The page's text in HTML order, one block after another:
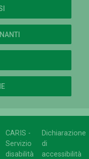
CARIS -
Servizio
disabilità
Dichiarazione
di
accessibilità